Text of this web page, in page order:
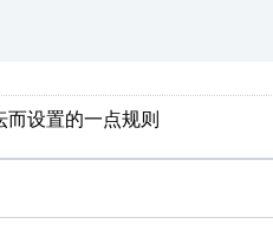
设置的一点规则